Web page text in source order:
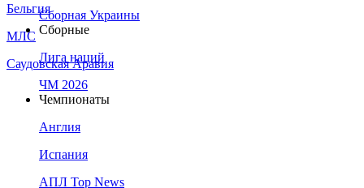
Бельгия
МЛС
Саудовская Аравия
Сборная Украины
Сборные
Лига наций
ЧМ 2026
Чемпионаты
Англия
Испания
АПЛ Top News